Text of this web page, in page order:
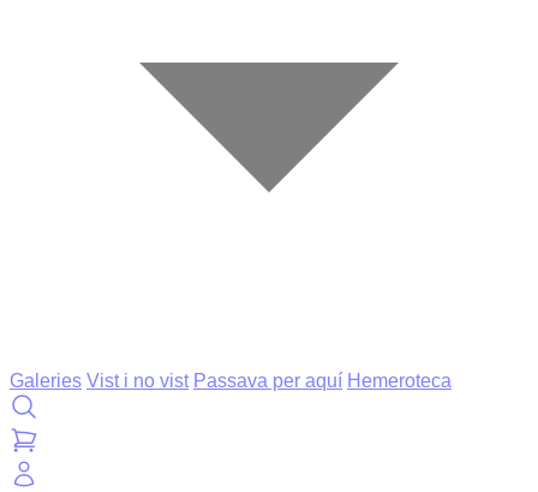
Galeries Vist i no vist Passava per aquí Hemeroteca